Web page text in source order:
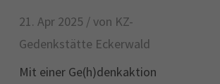
21. Apr 2025 /von KZ-
Gedenkstätte Eckerwald
Mit einer Ge(h)denkaktion